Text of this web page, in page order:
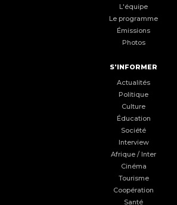
L'équipe
Le programme
Émissions
Photos
S'INFORMER
Actualités
Politique
Culture
Éducation
Société
Interview
Afrique / Inter
Cinéma
Tourisme
Coopération
Santé